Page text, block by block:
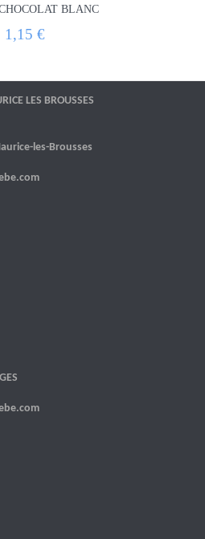
BLANC
1,15 €
LES BROUSSES
les-Brousses